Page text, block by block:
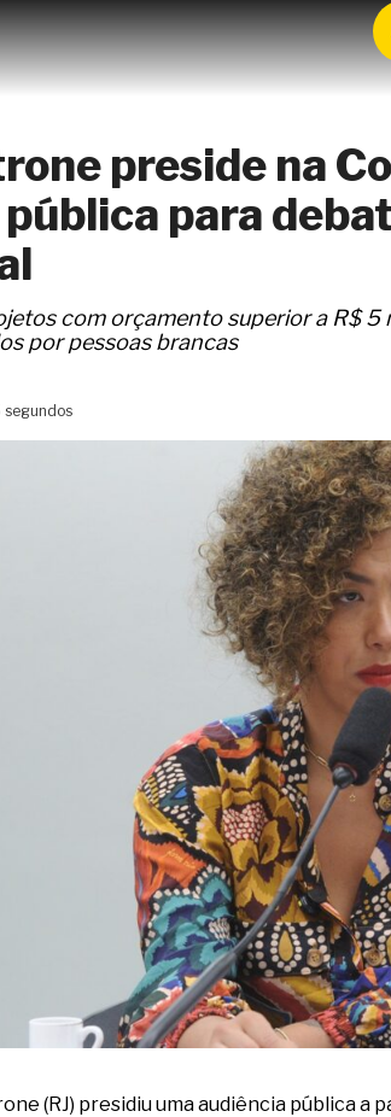
preside na
para
com orçamento superior a R$
por pessoas brancas
segundos
(RJ) presidiu uma audiência pública